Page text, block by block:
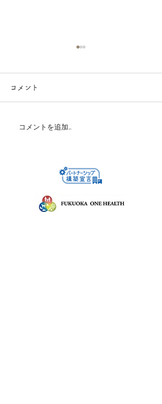
【出店レポート】北九州
しました！自然素材のペ
ット用品と住まいづくり
のご提案
コメント
コメントを追加…